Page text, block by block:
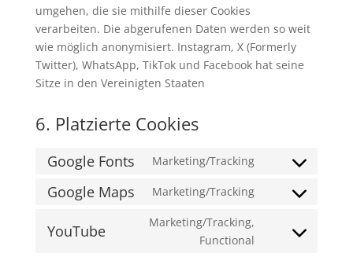
umgehen, die sie mithilfe dieser Cookies
verarbeiten. Die abgerufenen Daten werden so weit
wie möglich anonymisiert. Instagram, X (Formerly
Twitter), WhatsApp, TikTok und Facebook hat seine
Sitze in den Vereinigten Staaten
6. Platzierte Cookies
Google Fonts Marketing/Tracking
Consent
Google Maps Marketing/Tracking
Consent
service
YouTube
Marketing/Tracking,
Functional
Consent